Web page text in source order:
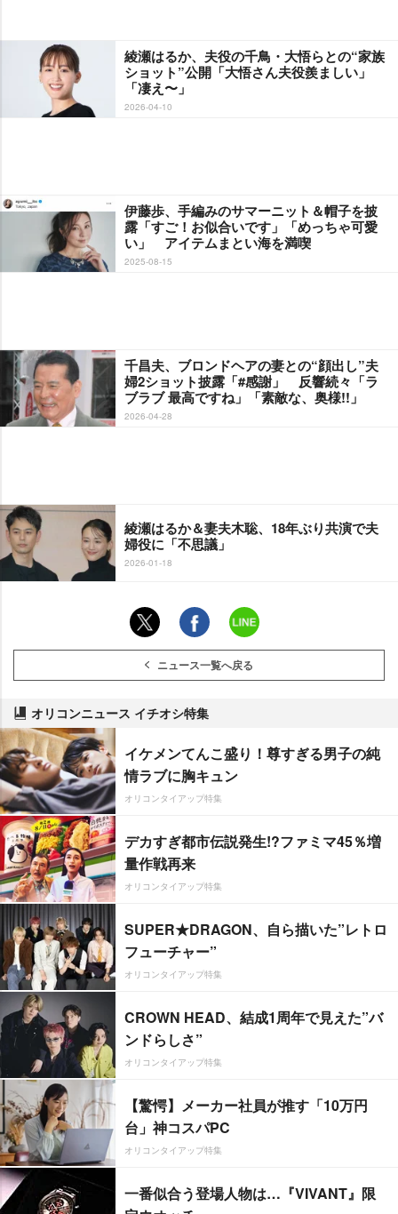
綾瀬はるか、夫役の千鳥・大悟らとの“家族
ショット”公開「大悟さん夫役羨ましい」
「凄え〜」
2026-04-10
伊藤歩、手編みのサマーニット＆帽子を披
露「すご！お似合いです」「めっちゃ可愛
い」 アイテムまとい海を満喫
2025-08-15
千昌夫、ブロンドヘアの妻との“顔出し”夫
婦2ショット披露「#感謝」 反響続々「ラ
ブラブ 最高ですね」「素敵な、奥様!!」
2026-04-28
綾瀬はるか＆妻夫木聡、18年ぶり共演で夫
婦役に「不思議」
2026-01-18
ニュース一覧へ戻る
オリコンニュース イチオシ特集
イケメンてんこ盛り！尊すぎる男子の純
情ラブに胸キュン
オリコンタイアップ特集
デカすぎ都市伝説発生!?ファミマ45％増
量作戦再来
オリコンタイアップ特集
SUPER★DRAGON、自ら描いた”レトロ
フューチャー”
オリコンタイアップ特集
CROWN HEAD、結成1周年で見えた”バ
ンドらしさ”
オリコンタイアップ特集
【驚愕】メーカー社員が推す「10万円
台」神コスパPC
オリコンタイアップ特集
一番似合う登場人物は…『VIVANT』限